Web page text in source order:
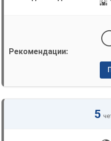
🌇
5